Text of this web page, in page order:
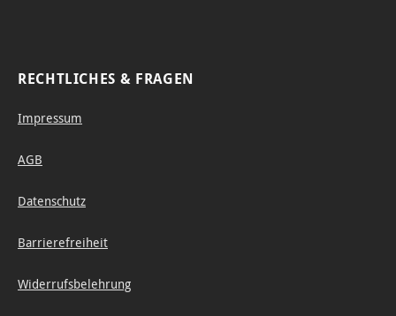
RECHTLICHES & FRAGEN
Impressum
AGB
Datenschutz
Barrierefreiheit
Widerrufsbelehrung